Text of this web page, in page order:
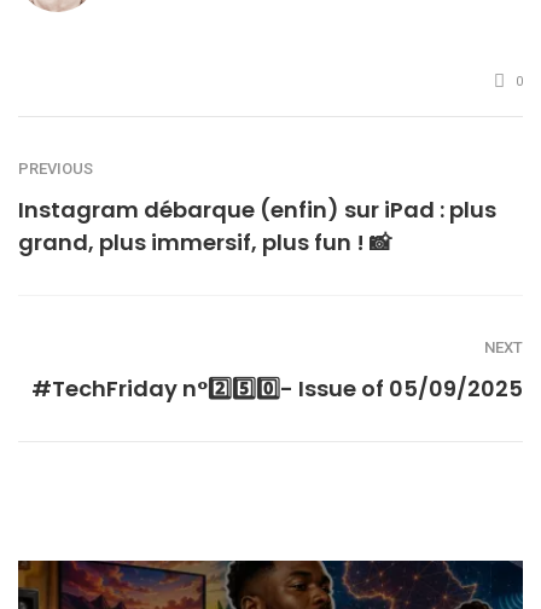
0
PREVIOUS
Instagram débarque (enfin) sur iPad : plus
grand, plus immersif, plus fun ! 📸
NEXT
#TechFriday n°2️⃣5️⃣0️⃣- Issue of 05/09/2025